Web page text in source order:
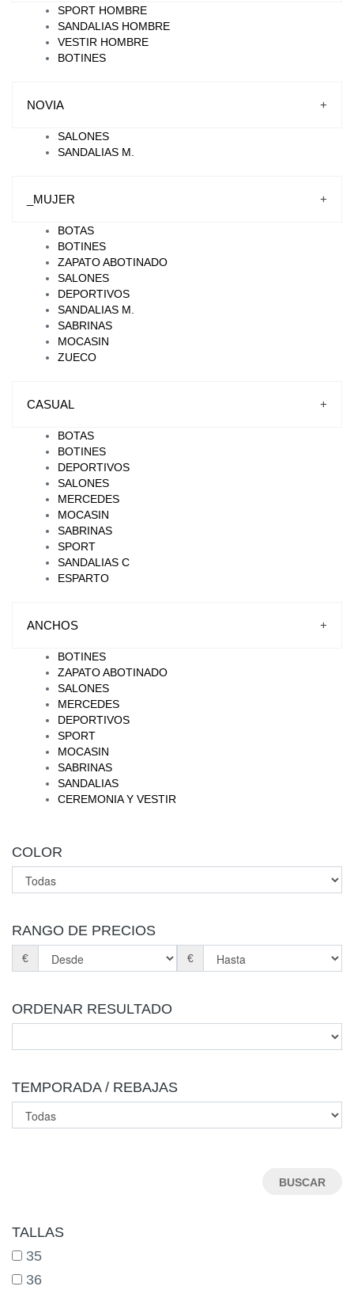
SPORT HOMBRE
SANDALIAS HOMBRE
VESTIR HOMBRE
BOTINES
NOVIA +
SALONES
SANDALIAS M.
_MUJER +
BOTAS
BOTINES
ZAPATO ABOTINADO
SALONES
DEPORTIVOS
SANDALIAS M.
SABRINAS
MOCASIN
ZUECO
CASUAL +
BOTAS
BOTINES
DEPORTIVOS
SALONES
MERCEDES
MOCASIN
SABRINAS
SPORT
SANDALIAS C
ESPARTO
ANCHOS +
BOTINES
ZAPATO ABOTINADO
SALONES
MERCEDES
DEPORTIVOS
SPORT
MOCASIN
SABRINAS
SANDALIAS
CEREMONIA Y VESTIR
COLOR
RANGO DE PRECIOS
€ €
ORDENAR RESULTADO
TEMPORADA / REBAJAS
TALLAS
35
36